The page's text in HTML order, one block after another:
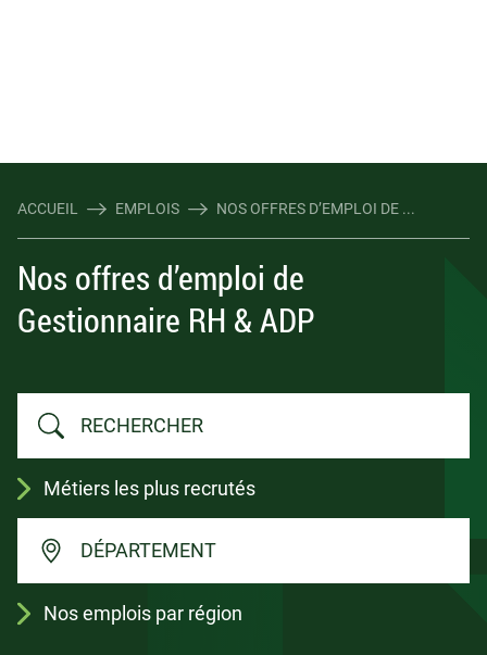
ACCUEIL EMPLOIS NOS OFFRES D’EMPLOI DE ...
Nos offres d’emploi de
Gestionnaire RH & ADP
Métiers les plus recrutés
DÉPARTEMENT
Nos emplois par région